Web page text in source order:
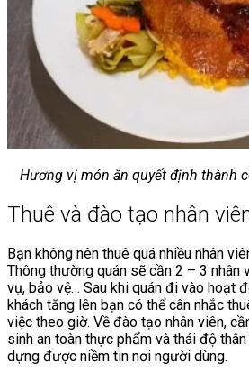
Hương vị món ăn quyết định thành
Thuê và đào tạo nhân
Bạn không nên thuê quá nhiều nhân
Thông thường quán sẽ cần 2 – 3 nhân
vụ, bảo vệ… Sau khi quán đi vào hoạt
khách tăng lên bạn có thể cân nhắc
việc theo giờ. Về đào tạo nhân viên,
sinh an toàn thực phẩm và thái độ
dựng được niềm tin nơi người dùng.